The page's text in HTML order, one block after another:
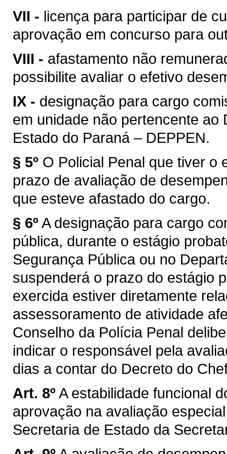
VII - licença para participar de
aprovação em concurso para
VIII - afastamento não
possibilite avaliar o efetivo
IX - designação para cargo
em unidade não pertencente
Estado do Paraná – DEPPEN.
§ 5º O Policial Penal que tiver o
prazo de avaliação de
que esteve afastado do cargo.
§ 6º A designação para cargo
pública, durante o estágio
Segurança Pública ou no
suspenderá o prazo do estágio
exercida estiver diretamente
assessoramento de atividade
Conselho da Polícia Penal
indicar o responsável pela
dias a contar do Decreto do
Art. 8º A estabilidade funcional
aprovação na avaliação
Secretaria de Estado da